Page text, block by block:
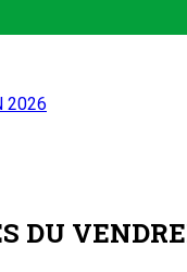
2026
DU